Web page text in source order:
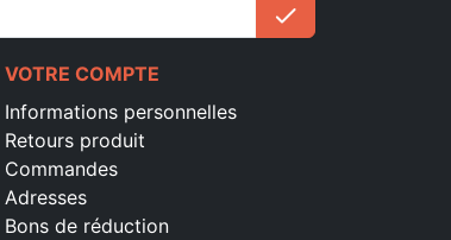
check
VOTRE COMPTE
Informations personnelles
Retours produit
Commandes
Adresses
Bons de réduction